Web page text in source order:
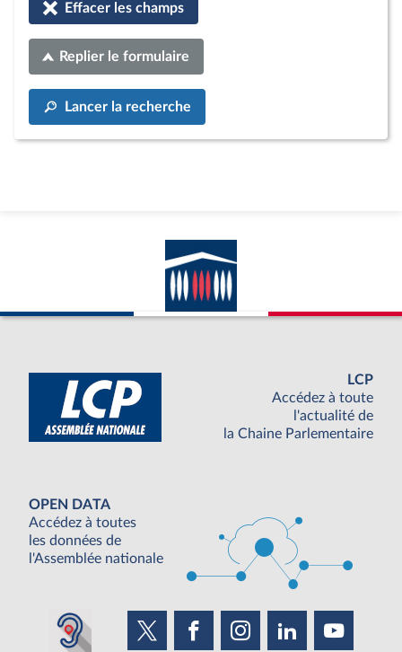
Effacer les champs
Replier le formulaire
Lancer la recherche
LCP
Accédez à toute
l'actualité de
la Chaine Parlementaire
OPEN DATA
Accédez à toutes
les données de
l'Assemblée nationale